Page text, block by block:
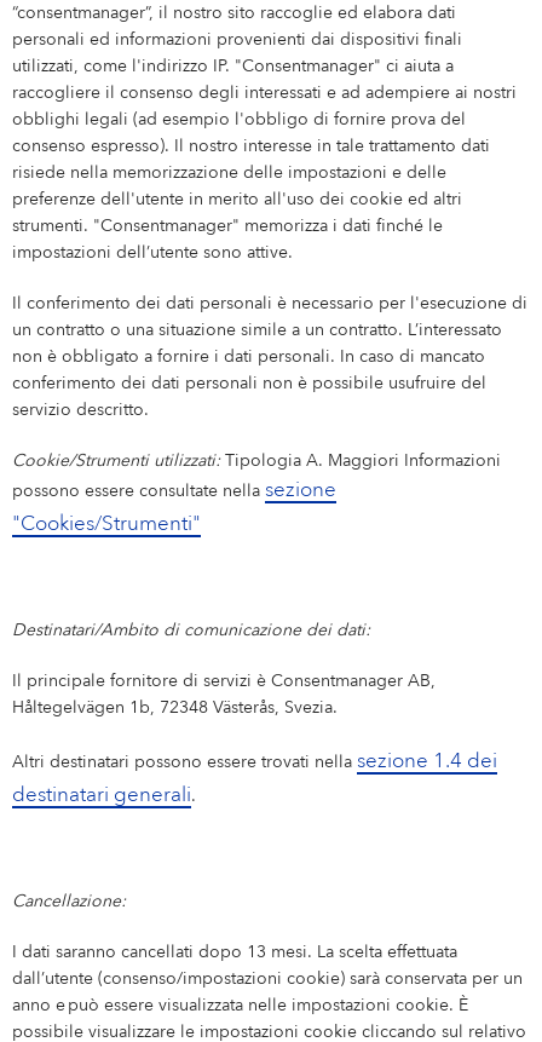
“consentmanager”, il nostro sito raccoglie ed elabora dati
personali ed informazioni provenienti dai dispositivi finali
utilizzati, come l'indirizzo IP. "Consentmanager" ci aiuta a
raccogliere il consenso degli interessati e ad adempiere ai nostri
obblighi legali (ad esempio l'obbligo di fornire prova del
consenso espresso). Il nostro interesse in tale trattamento dati
risiede nella memorizzazione delle impostazioni e delle
preferenze dell'utente in merito all'uso dei cookie ed altri
strumenti. "Consentmanager" memorizza i dati finché le
impostazioni dell’utente sono attive.
Il conferimento dei dati personali è necessario per l'esecuzione di
un contratto o una situazione simile a un contratto. L’interessato
non è obbligato a fornire i dati personali. In caso di mancato
conferimento dei dati personali non è possibile usufruire del
servizio descritto.
Cookie/Strumenti utilizzati:Tipologia A. Maggiori Informazioni
possono essere consultate nella sezione
"Cookies/Strumenti"
Destinatari/Ambito di comunicazione dei dati:
Il principale fornitore di servizi è Consentmanager AB,
Håltegelvägen 1b, 72348 Västerås, Svezia.
Altri destinatari possono essere trovati nella sezione 1.4 dei
destinatari generali.
Cancellazione:
I dati saranno cancellati dopo 13 mesi. La scelta effettuata
dall’utente (consenso/impostazioni cookie) sarà conservata per un
anno e può essere visualizzata nelle impostazioni cookie. È
possibile visualizzare le impostazioni cookie cliccando sul relativo